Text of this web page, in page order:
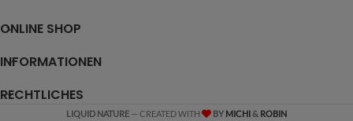
ONLINE SHOP
INFORMATIONEN
RECHTLICHES
LIQUID NATURE — CREATED WITH BY MICHI& ROBIN